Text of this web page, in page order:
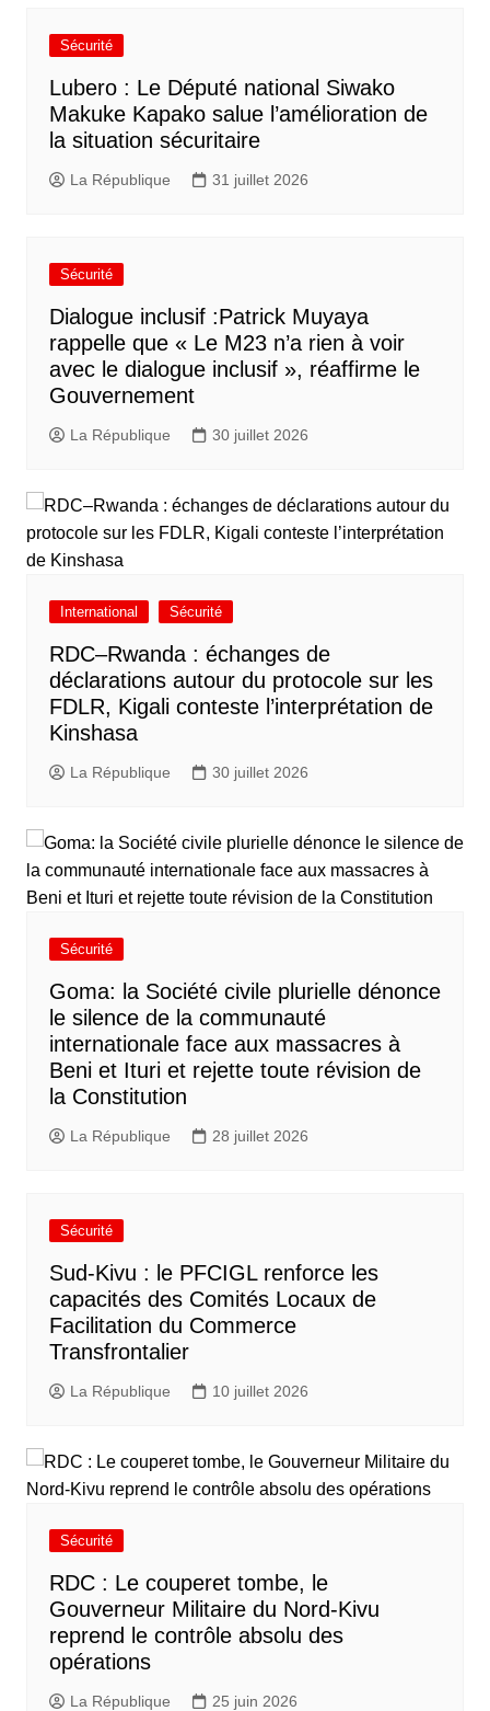
Sécurité
Lubero : Le Député national Siwako
Makuke Kapako salue l’amélioration de
la situation sécuritaire
La République 31 juillet 2026
Sécurité
Dialogue inclusif :Patrick Muyaya
rappelle que « Le M23 n’a rien à voir
avec le dialogue inclusif », réaffirme le
Gouvernement
La République 30 juillet 2026
International Sécurité
RDC–Rwanda : échanges de
déclarations autour du protocole sur les
FDLR, Kigali conteste l’interprétation de
Kinshasa
La République 30 juillet 2026
Sécurité
Goma: la Société civile plurielle dénonce
le silence de la communauté
internationale face aux massacres à
Beni et Ituri et rejette toute révision de
la Constitution
La République 28 juillet 2026
Sécurité
Sud-Kivu : le PFCIGL renforce les
capacités des Comités Locaux de
Facilitation du Commerce
Transfrontalier
La République 10 juillet 2026
Sécurité
RDC : Le couperet tombe, le
Gouverneur Militaire du Nord-Kivu
reprend le contrôle absolu des
opérations
La République 25 juin 2026